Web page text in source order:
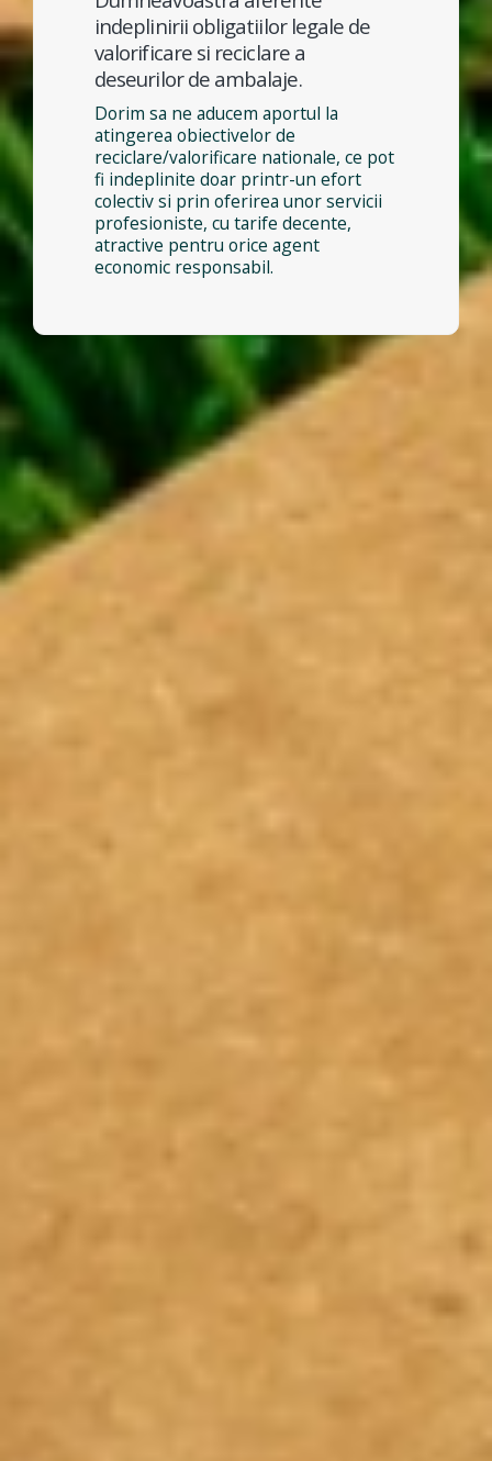
indeplinirii obligatiilor legale de
valorificare si reciclare a
deseurilor de ambalaje.
Dorim sa ne aducem aportul la
atingerea obiectivelor de
reciclare/valorificare nationale, ce pot
fi indeplinite doar printr-un efort
colectiv si prin oferirea unor servicii
profesioniste, cu tarife decente,
atractive pentru orice agent
economic responsabil.